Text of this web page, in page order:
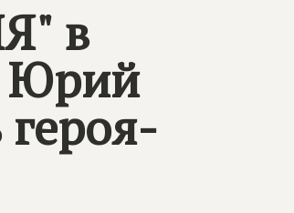
в
Юрий